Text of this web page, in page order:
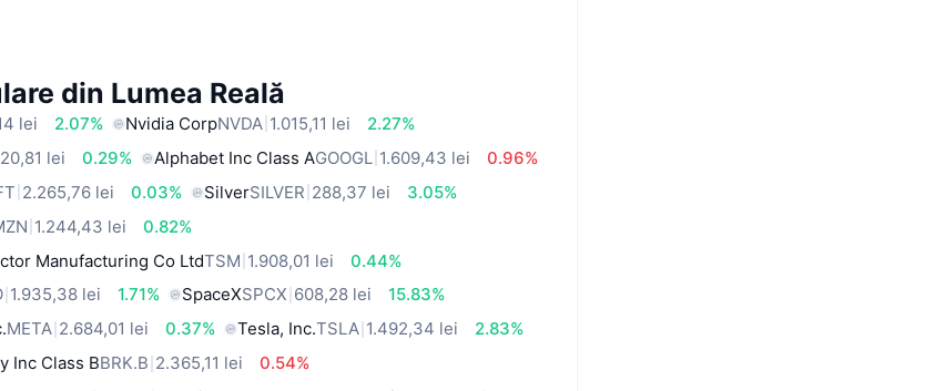
din Lumea Reală
lei 2.07% Nvidia CorpNVDA 1.015,11 lei
2.27%
lei 0.29% Alphabet Inc Class AGOOGL 1.609,43 lei
0.96%
2.265,76 lei 0.03% SilverSILVER 288,37 lei
3.05%
1.244,43 lei
0.82%
Manufacturing Co LtdTSM 1.908,01 lei
0.44%
1.935,38 lei 1.71% SpaceXSPCX 608,28 lei
15.83%
META 2.684,01 lei 0.37% Tesla, Inc.TSLA 1.492,34 lei
2.83%
Inc Class BBRK.B 2.365,11 lei
0.54%